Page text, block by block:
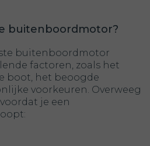
buitenboordmotor?
buitenboordmotor
factoren, zoals het
boot, het beoogde
voorkeuren. Overweeg
je een